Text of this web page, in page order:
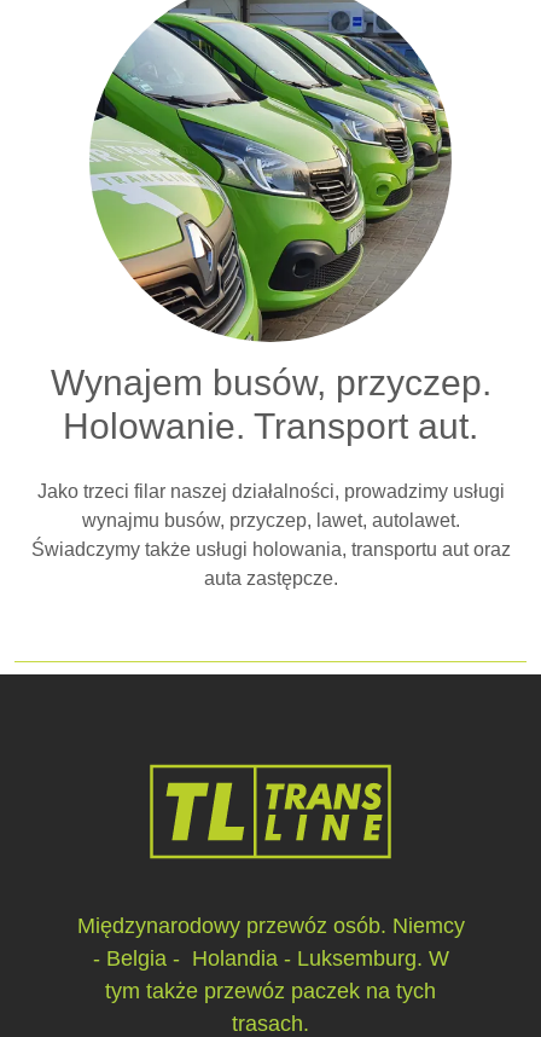
Wynajem busów, przyczep.
Holowanie. Transport aut.
Jako trzeci filar naszej działalności, prowadzimy usługi
wynajmu busów, przyczep, lawet, autolawet.
Świadczymy także usługi holowania, transportu aut oraz
auta zastępcze.
Międzynarodowy przewóz osób. Niemcy
- Belgia - Holandia - Luksemburg. W
tym także przewóz paczek na tych
trasach.